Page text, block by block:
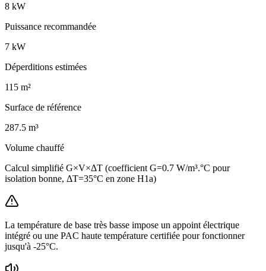
8 kW
Puissance recommandée
7 kW
Déperditions estimées
115 m²
Surface de référence
287.5 m³
Volume chauffé
Calcul simplifié G×V×ΔT (coefficient G=0.7 W/m³.°C pour
isolation bonne, ΔT=35°C en zone H1a)
La température de base très basse impose un appoint électrique
intégré ou une PAC haute température certifiée pour fonctionner
jusqu'à -25°C.